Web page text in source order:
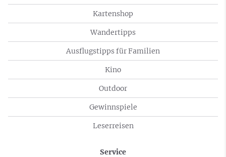
Kartenshop
Wandertipps
Ausflugstipps für Familien
Kino
Outdoor
Gewinnspiele
Leserreisen
Service